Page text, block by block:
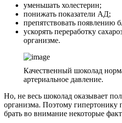
уменьшать холестерин;
понижать показатели АД;
препятствовать появлению
ускорять переработку
организме.
Качественный шоколад
артериальное давление.
Но, не весь шоколад оказывает
организма. Поэтому гипертонику
брать во внимание некоторые